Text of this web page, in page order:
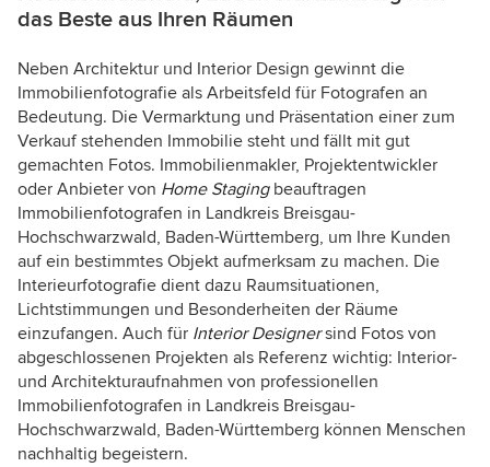
das Beste aus Ihren Räumen
Neben Architektur und Interior Design gewinnt die
Immobilienfotografie als Arbeitsfeld für Fotografen an
Bedeutung. Die Vermarktung und Präsentation einer zum
Verkauf stehenden Immobilie steht und fällt mit gut
gemachten Fotos. Immobilienmakler, Projektentwickler
oder Anbieter von Home Stagingbeauftragen
Immobilienfotografen in Landkreis Breisgau-
Hochschwarzwald, Baden-Württemberg, um Ihre Kunden
auf ein bestimmtes Objekt aufmerksam zu machen. Die
Interieurfotografie dient dazu Raumsituationen,
Lichtstimmungen und Besonderheiten der Räume
einzufangen. Auch für Interior Designersind Fotos von
abgeschlossenen Projekten als Referenz wichtig: Interior-
und Architekturaufnahmen von professionellen
Immobilienfotografen in Landkreis Breisgau-
Hochschwarzwald, Baden-Württemberg können Menschen
nachhaltig begeistern.